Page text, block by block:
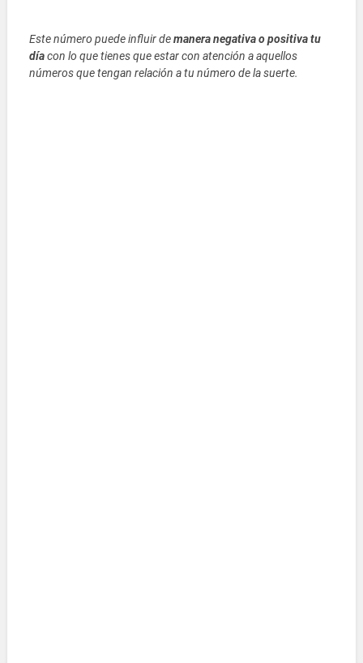
Este número puede influir demanera negativa o positiva tu
díacon lo que tienes que estar con atención a aquellos
números que tengan relación a tu número de la suerte.